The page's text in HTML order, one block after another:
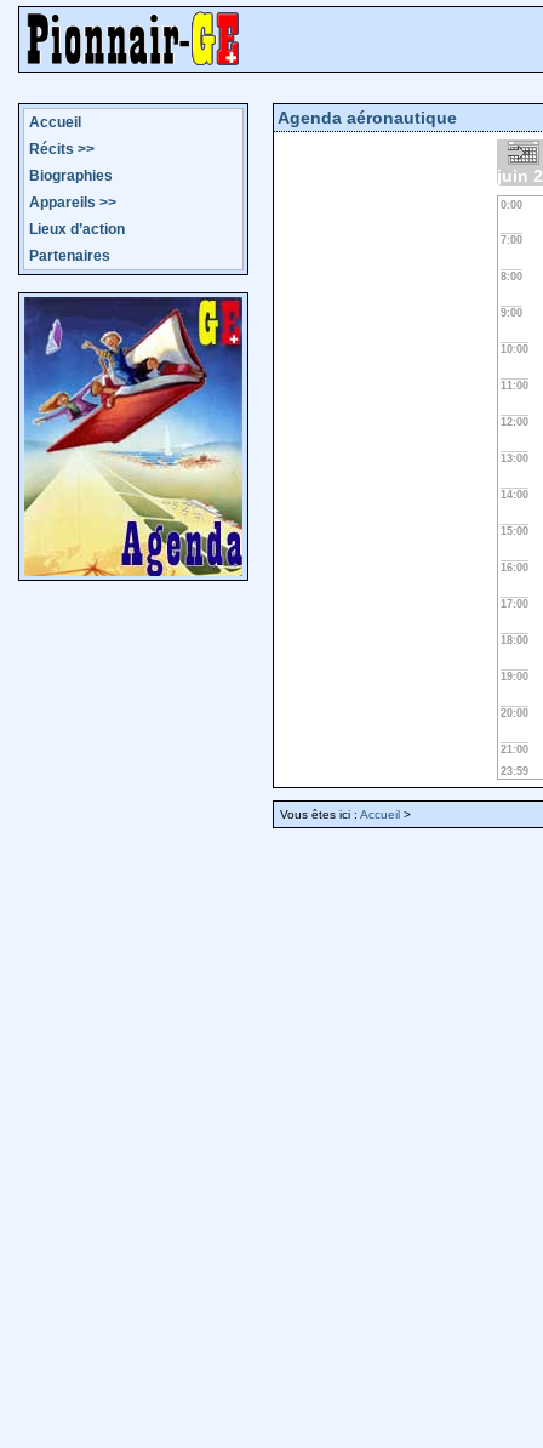
Accueil
Récits >>
Biographies
Appareils >>
Lieux d’action
Partenaires
Agenda aéronautique
juin
0:00
7:00
8:00
9:00
10:00
11:00
12:00
13:00
14:00
15:00
16:00
17:00
18:00
19:00
20:00
21:00
23:59
Vous êtes ici : Accueil >